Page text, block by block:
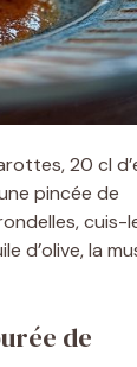
20 cl
pincée de
cuis-
d’olive, la
de